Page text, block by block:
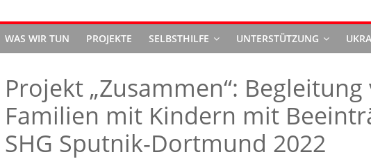
WAS WIR TUN PROJEKTE SELBSTHILFE UNTERSTÜTZUNG
Projekt „Zusammen“:
Familien mit Kindern mit
SHG Sputnik-Dortmund 2022